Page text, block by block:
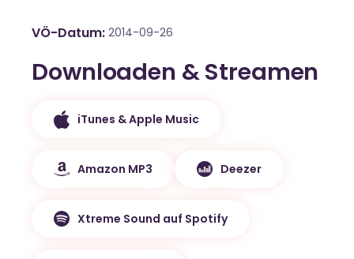
VÖ-Datum 2014-09-26
Downloaden & Streamen
iTunes & Apple Music
Amazon MP3 Deezer
Xtreme Sound auf Spotify